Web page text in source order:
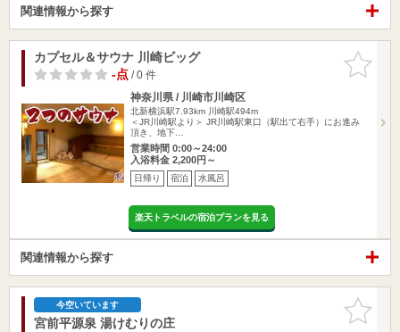
関連情報から探す
お気に入
りに追加
カプセル＆サウナ 川崎ビッグ
-点/ 0 件
神奈川県 / 川崎市川崎区
北新横浜駅7.93km
川崎駅494m
＜JR川崎駅より＞ JR川崎駅東口（駅出て右手）にお進み
頂き、地下…
営業時間 0:00～24:00
入浴料金 2,200円～
日帰り 宿泊 水風呂
楽天トラベルの宿泊プランを見る
関連情報から探す
お気に入
りに追加
今空いています
宮前平源泉 湯けむりの庄